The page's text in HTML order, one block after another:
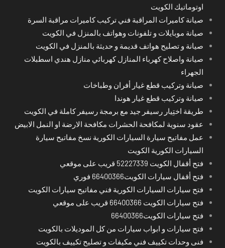
اوتوماتيك الكويت
صيانة كاميرات المراقبة فني تركيب كاميرات مراقبة السرة
صيانة موبايلات و تلفونات وهواتف بالمنزل في الكويت
صيانة و تصليح هواتف قديمة و حديثة بالمنزل في الكويت
صيانة واصلاح كهرباء المنازل كهربائي منازل هندي اسطبلات
الجهراء
صيانة وتركيب قطع غيار أفران وطباخات
صيانة وتركيب قطع غيار هوندا
طريقة اختِيار رسيفر جيد مع برمجة رسيفر كاملة في الكويت
عقود سنوية لمكافحة الحشرات مكافحة الارضة او النمل الابيض
عمل مفاتيح سيارة السيارات الكورية نسخ مفاتيح سيارة
السيارات الكورية الكويت
فتح أقفال الكويت 52227339 قريب على موقعي
فتح أقفال سيارات الكويت66400366 فوري
فتح سيارات السيارات الكورية فني مفاتيح سيارات الكويت
فتح سيارات الكويت 66400366 قريب على موقعي
فتح سيارات الكويت66400366
فتح سيارات و ابواب سيارات من كل الموديلات بالكويت
فنى وحدات تكييف فني مكيفات و تصليح تكييف بالكويت